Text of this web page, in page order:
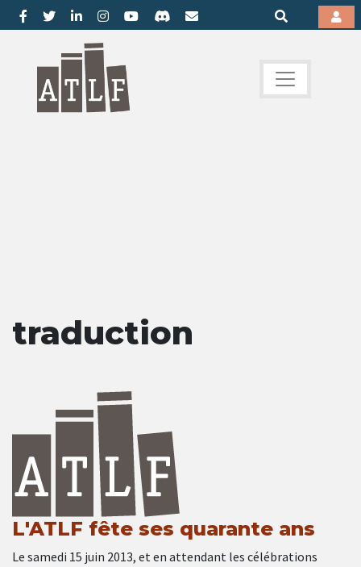
traduction
L'ATLF fête ses quarante ans
Le samedi 15 juin 2013, et en attendant les célébrations